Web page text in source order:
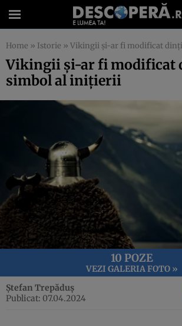
Home » Istorie » Vikingii și-ar fi modificat dinții
Vikingii și-ar fi modificat
simbol al inițierii
10 POZE
VEZI GALERIA FOTO »
Ștefan Trepăduș
Publicat: 07.04.2024